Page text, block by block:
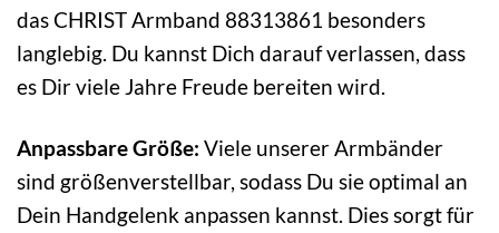
das CHRIST Armband 88313861 besonders
langlebig. Du kannst Dich darauf verlassen, dass
es Dir viele Jahre Freude bereiten wird.
Anpassbare Größe: Viele unserer Armbänder
sind größenverstellbar, sodass Du sie optimal an
Dein Handgelenk anpassen kannst. Dies sorgt für